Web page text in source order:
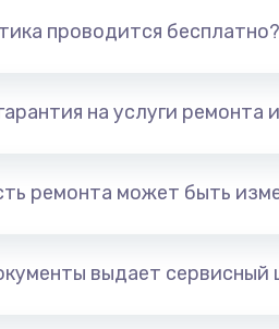
проводится бесплатно?
на услуги
ремонта может быть
выдает сервисный